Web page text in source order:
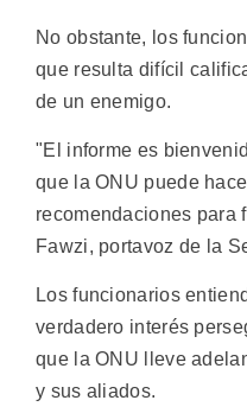
No obstante, los
que resulta difícil
de un enemigo.
"El informe es
que la ONU puede
recomendaciones para
Fawzi, portavoz de la
Los funcionarios
verdadero interés
que la ONU lleve
y sus aliados.